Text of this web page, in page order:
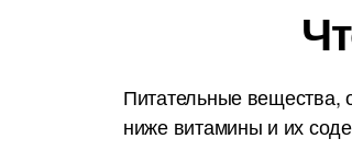
Питательные вещества,
ниже витамины и их